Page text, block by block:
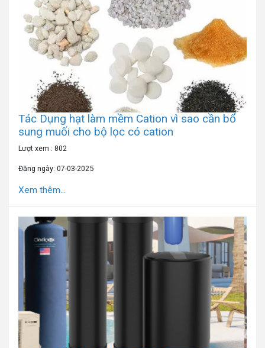
Tác Dụng hạt làm mềm Cation vì sao cần bổ
sung muối cho bộ lọc có cation
Lượt xem : 802
Đăng ngày: 07-03-2025
Xem thêm...